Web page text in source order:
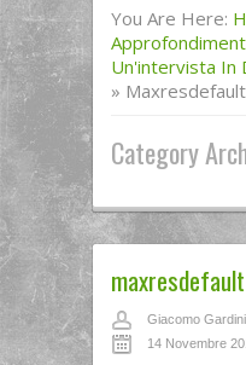
You Are Here:
Un'intervista In
» Maxresdefault
Category
maxresdefault
Giacomo Gardini
14 Novembre